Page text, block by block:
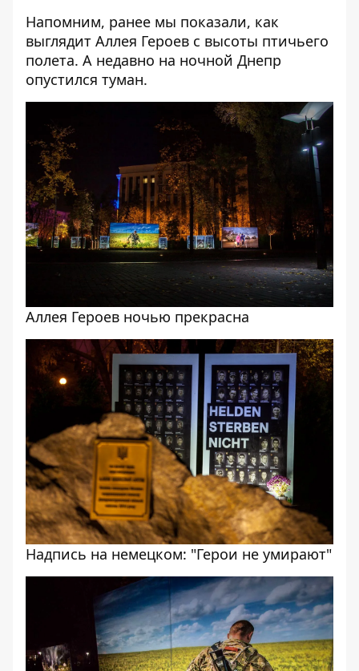
Напомним, ранее мы показали, как
выглядит Аллея Героев с высоты птичьего
полета. А недавно на ночной Днепр
опустился туман.
Аллея Героев ночью прекрасна
Надпись на немецком: "Герои не умирают"